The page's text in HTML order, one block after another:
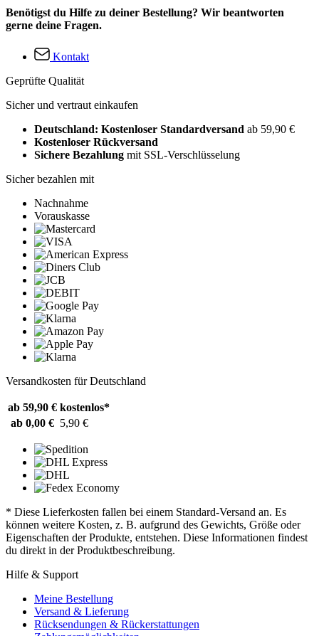
Benötigst du Hilfe zu deiner Bestellung? Wir beantworten
gerne deine Fragen.
Kontakt
Geprüfte Qualität
Sicher und vertraut einkaufen
Deutschland: Kostenloser Standardversand ab 59,90 €
Kostenloser Rückversand
Sichere Bezahlung mit SSL-Verschlüsselung
Sicher bezahlen mit
Nachnahme
Vorauskasse
Versandkosten für Deutschland
ab 59,90 € kostenlos*
ab 0,00 € 5,90 €
* Diese Lieferkosten fallen bei einem Standard-Versand an. Es
können weitere Kosten, z. B. aufgrund des Gewichts, Größe oder
Eigenschaften der Produkte, entstehen. Diese Informationen findest
du direkt in der Produktbeschreibung.
Hilfe & Support
Meine Bestellung
Versand & Lieferung
Rücksendungen & Rückerstattungen